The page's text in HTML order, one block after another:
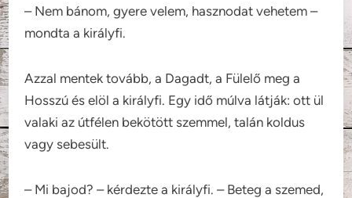
– Nem bánom, gyere velem, hasznodat vehetem –
mondta a királyfi.
Azzal mentek tovább, a Dagadt, a Fülelő meg a
Hosszú és elöl a királyfi. Egy idő múlva látják: ott ül
valaki az útfélen bekötött szemmel, talán koldus
vagy sebesült.
– Mi bajod? – kérdezte a királyfi. – Beteg a szemed,